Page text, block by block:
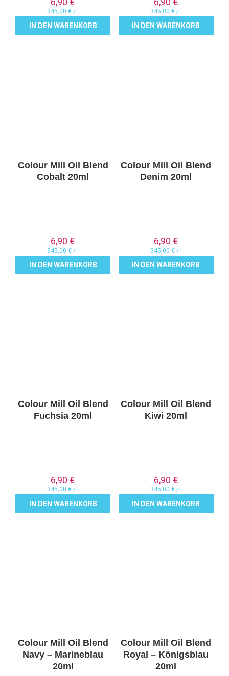
345,00€ /
IN DEN WARENKORB
345,00 €/
IN DEN WARENKORB
Colour Mill Oil Blend
Cobalt 20ml
6,90 €
345,00€ /
IN DEN WARENKORB
Colour Mill Oil Blend
Denim 20ml
6,90 €
345,00 €/
IN DEN WARENKORB
Colour Mill Oil Blend
Fuchsia 20ml
6,90 €
345,00€ /
IN DEN WARENKORB
Colour Mill Oil Blend
Kiwi 20ml
6,90 €
345,00 €/
IN DEN WARENKORB
Colour Mill Oil Blend
Navy – Marineblau
20ml
Colour Mill Oil Blend
Royal – Königsblau
20ml